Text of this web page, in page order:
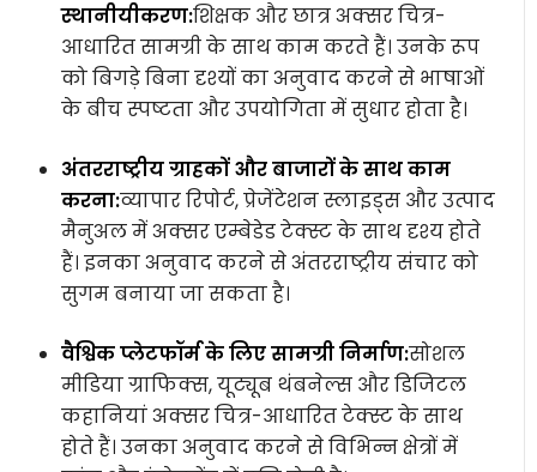
स्थानीयीकरण:शिक्षक और छात्र अक्सर चित्र-
आधारित सामग्री के साथ काम करते हैं। उनके रूप
को बिगड़े बिना दृश्यों का अनुवाद करने से भाषाओं
के बीच स्पष्टता और उपयोगिता में सुधार होता है।
अंतरराष्ट्रीय ग्राहकों और बाजारों के साथ काम
करना:व्यापार रिपोर्ट, प्रेजेंटेशन स्लाइड्स और उत्पाद
मैनुअल में अक्सर एम्बेडेड टेक्स्ट के साथ दृश्य होते
हैं। इनका अनुवाद करने से अंतरराष्ट्रीय संचार को
सुगम बनाया जा सकता है।
वैश्विक प्लेटफॉर्म के लिए सामग्री निर्माण:सोशल
मीडिया ग्राफिक्स, यूट्यूब थंबनेल्स और डिजिटल
कहानियां अक्सर चित्र-आधारित टेक्स्ट के साथ
होते हैं। उनका अनुवाद करने से विभिन्न क्षेत्रों में